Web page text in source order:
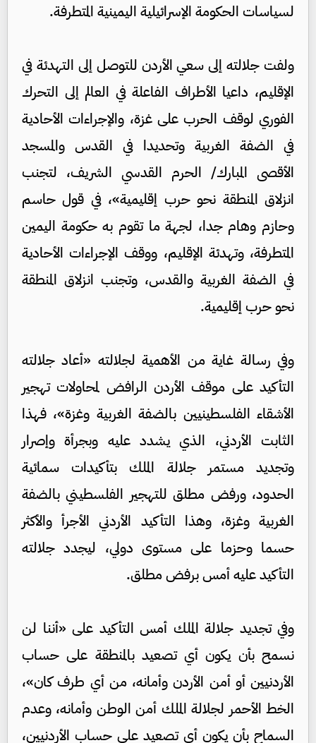
لسياسات الحكومة الإسرائيلية اليمينية المتطرفة.
ولفت جلالته إلى سعي الأردن للتوصل إلى التهدئة في
الإقليم، داعيا الأطراف الفاعلة في العالم إلى التحرك
الفوري لوقف الحرب على غزة، والإجراءات الأحادية
في الضفة الغربية وتحديدا في القدس والمسجد
الأقصى المبارك/ الحرم القدسي الشريف، لتجنب
انزلاق المنطقة نحو حرب إقليمية»، في قول حاسم
وحازم وهام جدا، لجهة ما تقوم به حكومة اليمين
المتطرفة، وتهدئة الإقليم، ووقف الإجراءات الأحادية
في الضفة الغربية والقدس، وتجنب انزلاق المنطقة
نحو حرب إقليمية.
وفي رسالة غاية من الأهمية لجلالته «أعاد جلالته
التأكيد على موقف الأردن الرافض لمحاولات تهجير
الأشقاء الفلسطينيين بالضفة الغربية وغزة»، فهذا
الثابت الأردني، الذي يشدد عليه وبجرأة وإصرار
وتجديد مستمر جلالة الملك بتأكيدات سمائية
الحدود، ورفض مطلق للتهجير الفلسطيني بالضفة
الغربية وغزة، وهذا التأكيد الأردني الأجرأ والأكثر
حسما وحزما على مستوى دولي، ليجدد جلالته
التأكيد عليه أمس برفض مطلق.
وفي تجديد جلالة الملك أمس التأكيد على «أننا لن
نسمح بأن يكون أي تصعيد بالمنطقة على حساب
الأردنيين أو أمن الأردن وأمانه، من أي طرف كان»،
الخط الأحمر لجلالة الملك أمن الوطن وأمانه، وعدم
السماح بأن يكون أي تصعيد على حساب الأردنيين،